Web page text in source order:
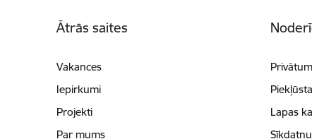
Ātrās saites
Vakances
Iepirkumi
Projekti
Par mums
Lapas